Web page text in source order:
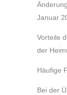
Januar
Vorteile
der
Häufige
Bei der